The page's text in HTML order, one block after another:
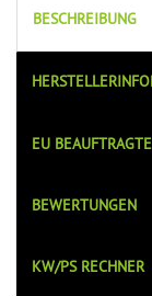
BESCHREIBUNG
EU
BEWERTUNGEN
KW/PS RECHNER